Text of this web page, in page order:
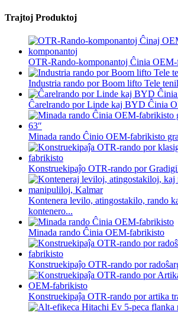
Trajtoj Produktoj
OTR-Rando-komponantoj Ĉinia
Industria rando por Boom lifto Tele
Ĉarelrando por Linde kaj BYD Ĉinia
Minada rando Ĉinio OEM-fabrikisto
Konstruekipaĵo OTR-rando por
Kontenera levilo, atingostakilo, rando
kontenero...
Minada rando Ĉinia OEM-fabrikisto
Konstruekipaĵo OTR-rando por
Konstruekipaĵa OTR-rando por artika